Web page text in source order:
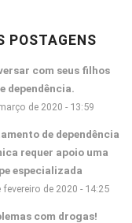
POSTAGENS
com seus filhos
dependência.
de 2020 - 13:59
de dependência
requer apoio uma
especializada
fevereiro de 2020 - 14:25
com drogas!